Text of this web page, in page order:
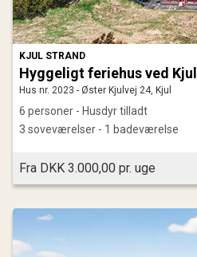
KJUL STRAND
Hyggeligt feriehus ved
Hus nr. 2023 - Øster Kjulvej 24, Kjul
6 personer - Husdyr tilladt
3 soveværelser - 1 badeværelse
Fra DKK 3.000,00 pr. uge